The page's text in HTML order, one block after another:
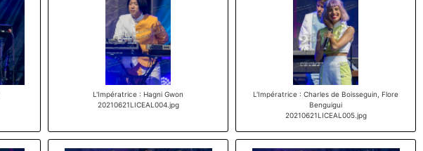
L'Impératrice : Hagni Gwon
20210621LICEAL004.jpg
L'Impératrice : Charles de Boisseguin, Flore
Benguigui
20210621LICEAL005.jpg